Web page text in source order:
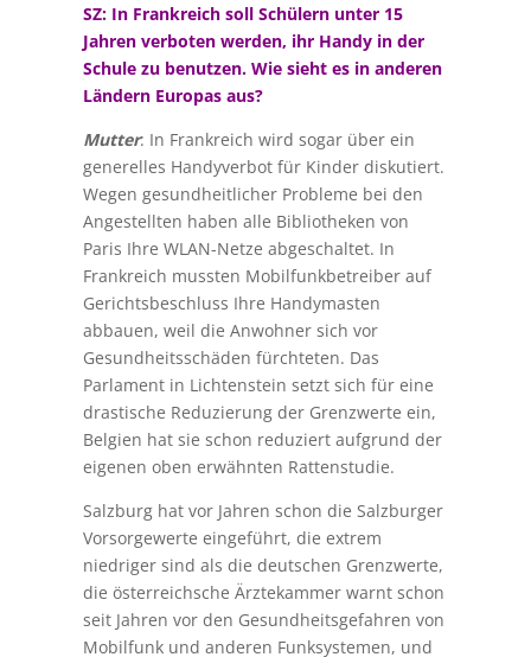
SZ: In Frankreich soll Schülern unter 15
Jahren verboten werden, ihr Handy in der
Schule zu benutzen. Wie sieht es in anderen
Ländern Europas aus?
Mutter: In Frankreich wird sogar über ein
generelles Handyverbot für Kinder diskutiert.
Wegen gesundheitlicher Probleme bei den
Angestellten haben alle Bibliotheken von
Paris Ihre WLAN-Netze abgeschaltet. In
Frankreich mussten Mobilfunkbetreiber auf
Gerichtsbeschluss Ihre Handymasten
abbauen, weil die Anwohner sich vor
Gesundheitsschäden fürchteten. Das
Parlament in Lichtenstein setzt sich für eine
drastische Reduzierung der Grenzwerte ein,
Belgien hat sie schon reduziert aufgrund der
eigenen oben erwähnten Rattenstudie.
Salzburg hat vor Jahren schon die Salzburger
Vorsorgewerte eingeführt, die extrem
niedriger sind als die deutschen Grenzwerte,
die österreichsche Ärztekammer warnt schon
seit Jahren vor den Gesundheitsgefahren von
Mobilfunk und anderen Funksystemen, und